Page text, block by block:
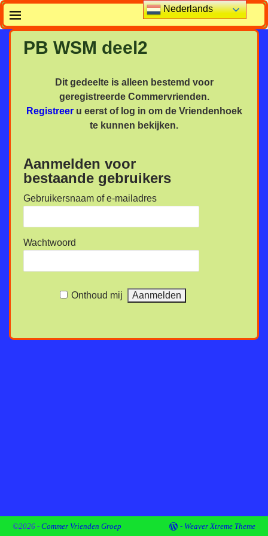
PB WSM deel2
Dit gedeelte is alleen bestemd voor
geregistreerde Commervrienden.
Registreeru eerst of log in om de Vriendenhoek
te kunnen bekijken.
Aanmelden voor
bestaande gebruikers
Gebruikersnaam of e-mailadres
Wachtwoord
Onthoud mij
©2026 - Commer Vrienden Groep - Weaver Xtreme Theme
Nederlands